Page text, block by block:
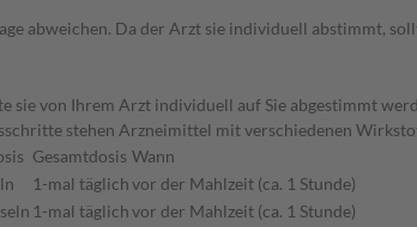
abweichen. Da der Arzt sie individuell abstimmt,
sie von Ihrem Arzt individuell auf Sie abgestimmt
stehen Arzneimittel mit verschiedenen
Gesamtdosis Wann
1-mal täglichvor der Mahlzeit (ca. 1 Stunde)
1-mal täglichvor der Mahlzeit (ca. 1 Stunde)